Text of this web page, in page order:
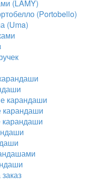
(LAMY)
(Portobello)
(Uma)
карандаши
карандаши
карандаши